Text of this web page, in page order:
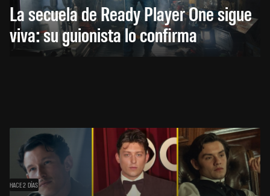
La secuela de Ready Player One sigue
viva: su guionista lo confirma
HACE 2 DÍAS